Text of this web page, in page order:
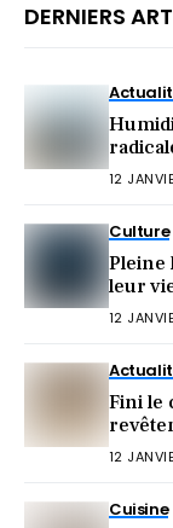
DERNIERS
12
Culture
Pleine
leur
12
Fini le
12
Cuisine